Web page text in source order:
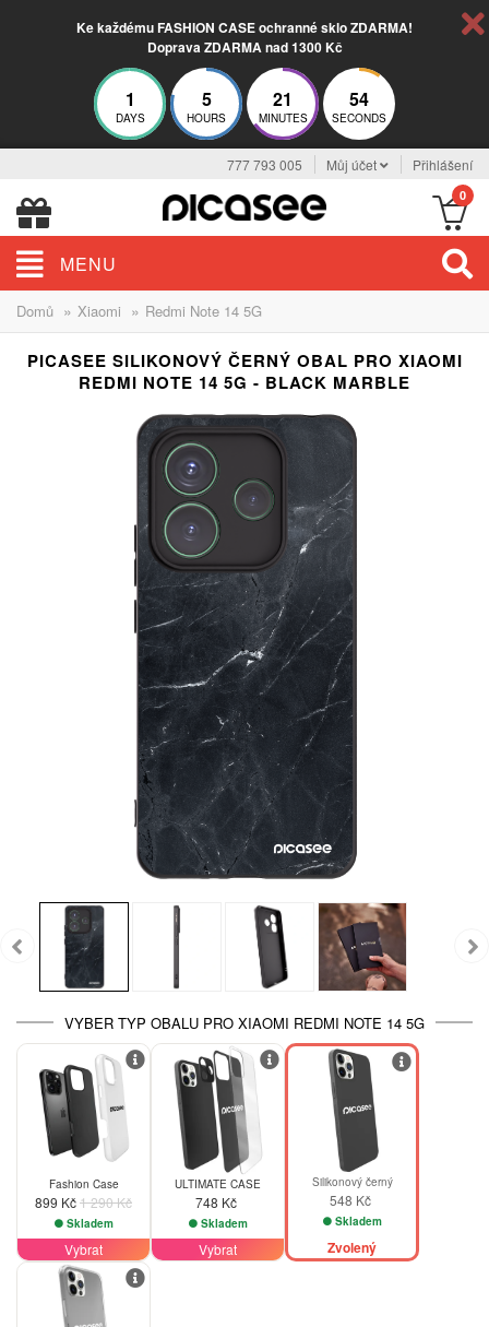
Ke každému FASHION CASE ochranné sklo ZDARMA!
Doprava ZDARMA nad 1300 Kč
1
DAYS
5
HOURS
21
MINUTES
53
SECONDS
777 793 005 Můj účet Přihlášení
0
MENU
Domů » Xiaomi » Redmi Note 14 5G
PICASEE SILIKONOVÝ ČERNÝ OBAL PRO XIAOMI
REDMI NOTE 14 5G - BLACK MARBLE
VYBER TYP OBALU PRO XIAOMI REDMI NOTE 14 5G
-30%
Fashion Case
899 Kč1 290 Kč
Skladem
Vybrat
ULTIMATE CASE
748 Kč
Skladem
Vybrat
Silikonový černý
548 Kč
Skladem
Zvolený